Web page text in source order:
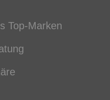
Top-Marken